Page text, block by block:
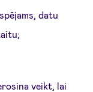
datu
veikt, lai